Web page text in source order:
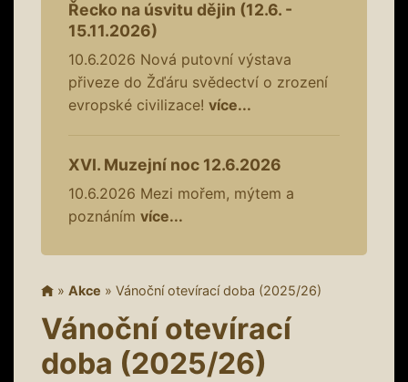
Řecko na úsvitu dějin (12.6. -
15.11.2026)
10.6.2026 Nová putovní výstava
přiveze do Žďáru svědectví o zrození
evropské civilizace! více...
XVI. Muzejní noc 12.6.2026
10.6.2026 Mezi mořem, mýtem a
poznáním více...
» Akce » Vánoční otevírací doba (2025/26)
Vánoční otevírací
doba (2025/26)